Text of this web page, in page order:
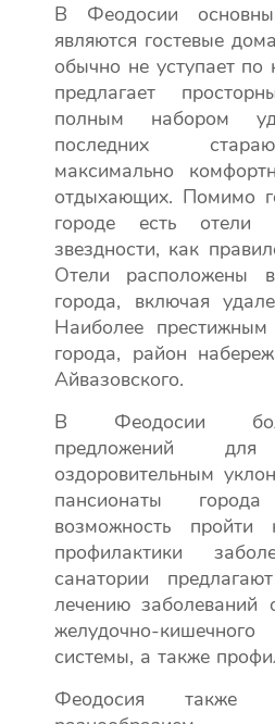
В Феодосии
являются гостевые
обычно не уступает по
предлагает
полным набором
последних
максимально
отдыхающих. Помимо
городе есть отели
звездности, как
Отели расположены
города, включая
Наиболее престижным
города, район
Айвазовского.
В Феодосии
предложений
оздоровительным
пансионаты города
возможность
профилактики
санатории
лечению заболеваний
желудочно-
системы, а также
Феодосия также